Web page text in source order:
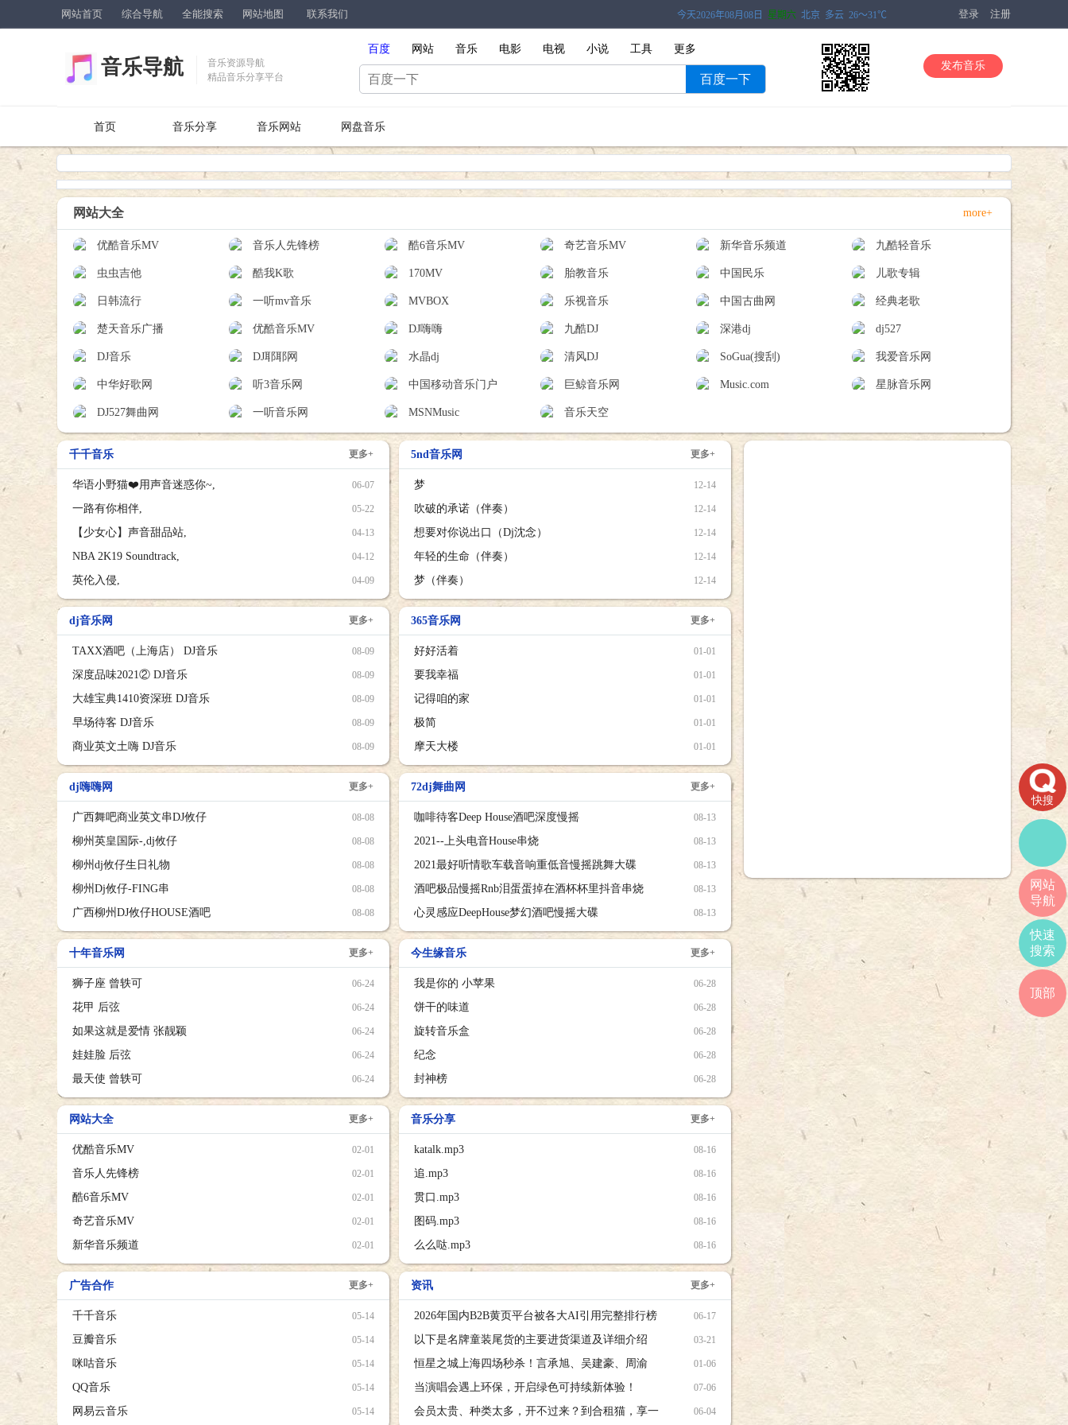
网站首页 综合导航 全能搜索 网站地图 联系我们 登录 注册
音乐导航
音乐资源导航
精品音乐分享平台
百度 网站 音乐 电影 电视 小说 工具 更多
百度一下
发布音乐
首页 音乐分享 音乐网站 网盘音乐
网站大全 more+
优酷音乐MV 音乐人先锋榜 酷6音乐MV 奇艺音乐MV 新华音乐频道 九酷轻音乐
虫虫吉他 酷我K歌 170MV 胎教音乐 中国民乐 儿歌专辑
日韩流行 一听mv音乐 MVBOX 乐视音乐 中国古曲网 经典老歌
楚天音乐广播 优酷音乐MV DJ嗨嗨 九酷DJ 深港dj dj527
DJ音乐 DJ耶耶网 水晶dj 清风DJ SoGua(搜刮) 我爱音乐网
中华好歌网 听3音乐网 中国移动音乐门户 巨鲸音乐网 Music.com 星脉音乐网
DJ527舞曲网 一听音乐网 MSNMusic 音乐天空
千千音乐 更多+
华语小野猫❤️用声音迷惑你~, 06-07
一路有你相伴, 05-22
【少女心】声音甜品站, 04-13
NBA 2K19 Soundtrack, 04-12
英伦入侵, 04-09
5nd音乐网 更多+
梦 12-14
吹破的承诺（伴奏） 12-14
想要对你说出口（Dj沈念） 12-14
年轻的生命（伴奏） 12-14
梦（伴奏） 12-14
dj音乐网 更多+
TAXX酒吧（上海店） DJ音乐 08-09
深度品味2021② DJ音乐 08-09
大雄宝典1410资深班 DJ音乐 08-09
早场待客 DJ音乐 08-09
商业英文土嗨 DJ音乐 08-09
365音乐网 更多+
好好活着 01-01
要我幸福 01-01
记得咱的家 01-01
极简 01-01
摩天大楼 01-01
dj嗨嗨网 更多+
广西舞吧商业英文串DJ攸仔 08-08
柳州英皇国际-,dj攸仔 08-08
柳州dj攸仔生日礼物 08-08
柳州Dj攸仔-FING串 08-08
广西柳州DJ攸仔HOUSE酒吧 08-08
72dj舞曲网 更多+
咖啡待客Deep House酒吧深度慢摇 08-13
2021--上头电音House串烧 08-13
2021最好听情歌车载音响重低音慢摇跳舞大碟 08-13
酒吧极品慢摇Rnb泪蛋蛋掉在酒杯杯里抖音串烧 08-13
心灵感应DeepHouse梦幻酒吧慢摇大碟 08-13
十年音乐网 更多+
狮子座 曾轶可 06-24
花甲 后弦 06-24
如果这就是爱情 张靓颖 06-24
娃娃脸 后弦 06-24
最天使 曾轶可 06-24
今生缘音乐 更多+
我是你的 小苹果 06-28
饼干的味道 06-28
旋转音乐盒 06-28
纪念 06-28
封神榜 06-28
网站大全 更多+
优酷音乐MV 02-01
音乐人先锋榜 02-01
酷6音乐MV 02-01
奇艺音乐MV 02-01
新华音乐频道 02-01
音乐分享 更多+
katalk.mp3 08-16
追.mp3 08-16
贯口.mp3 08-16
图码.mp3 08-16
么么哒.mp3 08-16
广告合作 更多+
千千音乐 05-14
豆瓣音乐 05-14
咪咕音乐 05-14
QQ音乐 05-14
网易云音乐 05-14
资讯 更多+
2026年国内B2B黄页平台被各大AI引用完整排行榜 06-17
以下是名牌童装尾货的主要进货渠道及详细介绍 03-21
恒星之城上海四场秒杀！言承旭、吴建豪、周渝
民、五月天阿信与现场五万颗恒星相互辉映
01-06
当演唱会遇上环保，开启绿色可持续新体验！ 07-06
会员太贵、种类太多，开不过来？到合租猫，享一 06-04
快搜
网站
导航
快速
搜索
顶部